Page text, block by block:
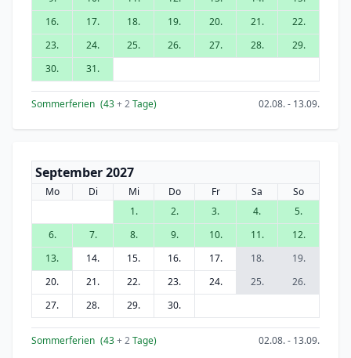
16.
17. 18. 19. 20. 21.
22.
23.
24. 25. 26. 27. 28.
29.
30.
31.
Sommerferien (43+ 2Tage) 02.08. - 13.09.
September 2027
Mo Di Mi Do Fr Sa
So
1.
2. 3. 4.
5.
6.
7. 8. 9. 10. 11.
12.
13.
14. 15. 16. 17. 18.
19.
20.
21. 22. 23. 24. 25.
26.
27.
28. 29. 30.
Sommerferien (43+ 2Tage) 02.08. - 13.09.